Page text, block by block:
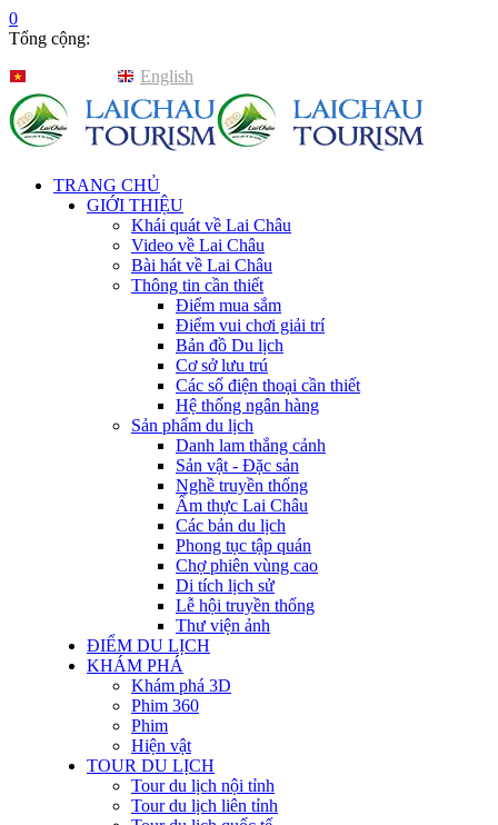
0
Tổng cộng:
English
TRANG CHỦ
GIỚI THIỆU
Khái quát về Lai Châu
Video về Lai Châu
Bài hát về Lai Châu
Thông tin cần thiết
Điểm mua sắm
Điểm vui chơi giải trí
Bản đồ Du lịch
Cơ sở lưu trú
Các số điện thoại cần thiết
Hệ thống ngân hàng
Sản phẩm du lịch
Danh lam thắng cảnh
Sản vật - Đặc sản
Nghề truyền thống
Ẩm thực Lai Châu
Các bản du lịch
Phong tục tập quán
Chợ phiên vùng cao
Di tích lịch sử
Lễ hội truyền thống
Thư viện ảnh
ĐIỂM DU LỊCH
KHÁM PHÁ
Khám phá 3D
Phim 360
Phim
Hiện vật
TOUR DU LỊCH
Tour du lịch nội tỉnh
Tour du lịch liên tỉnh